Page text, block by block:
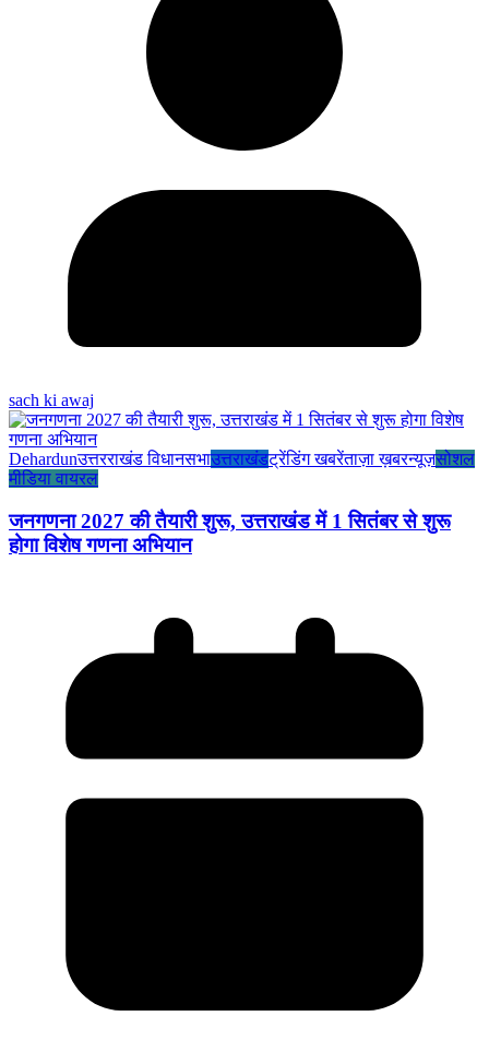
sach ki awaj
Dehardunउत्तरराखंड विधानसभाउत्तराखंडट्रेंडिंग खबरेंताज़ा ख़बरन्यूज़सोशल
मीडिया वायरल
जनगणना 2027 की तैयारी शुरू, उत्तराखंड में 1 सितंबर से शुरू
होगा विशेष गणना अभियान